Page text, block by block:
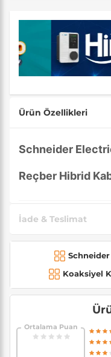
Ürün Özellikleri
Schneider
Reçber Hibrid
İade & Teslimat
Koaksiyel
Ortalama Puan